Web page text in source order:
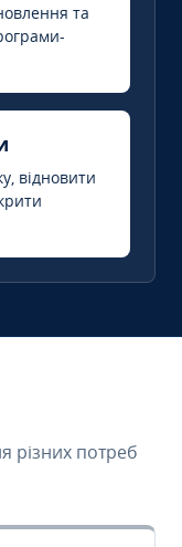
та
відновити
різних потреб